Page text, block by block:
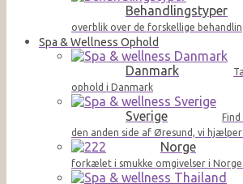
Behandlingstyper
overblik over de forskellige
Spa & Wellness Ophold
Danmark
ophold i Danmark
Sverige
den anden side af Øresund, vi hjælper
Norge
forkælet i smukke omgivelser i